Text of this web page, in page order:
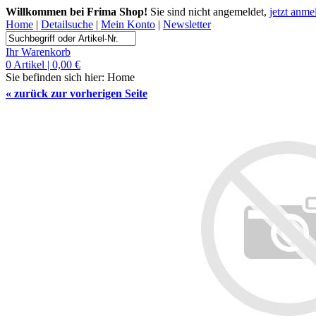
Willkommen bei Frima Shop! Sie sind nicht angemeldet, jetzt
Home | Detailsuche | Mein Konto | Newsletter
Ihr Warenkorb
0 Artikel | 0,00 €
Sie befinden sich hier: Home
« zurück zur vorherigen Seite